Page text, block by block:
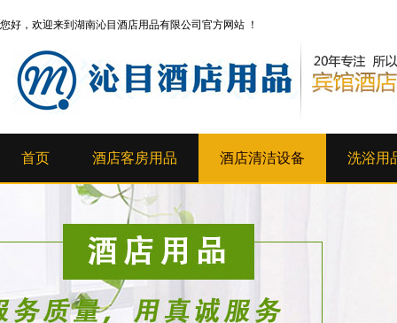
您好，欢迎来到湖南沁目酒店用品有限公司官方网站 ！
首页 酒店客房用品 酒店清洁设备 洗浴用